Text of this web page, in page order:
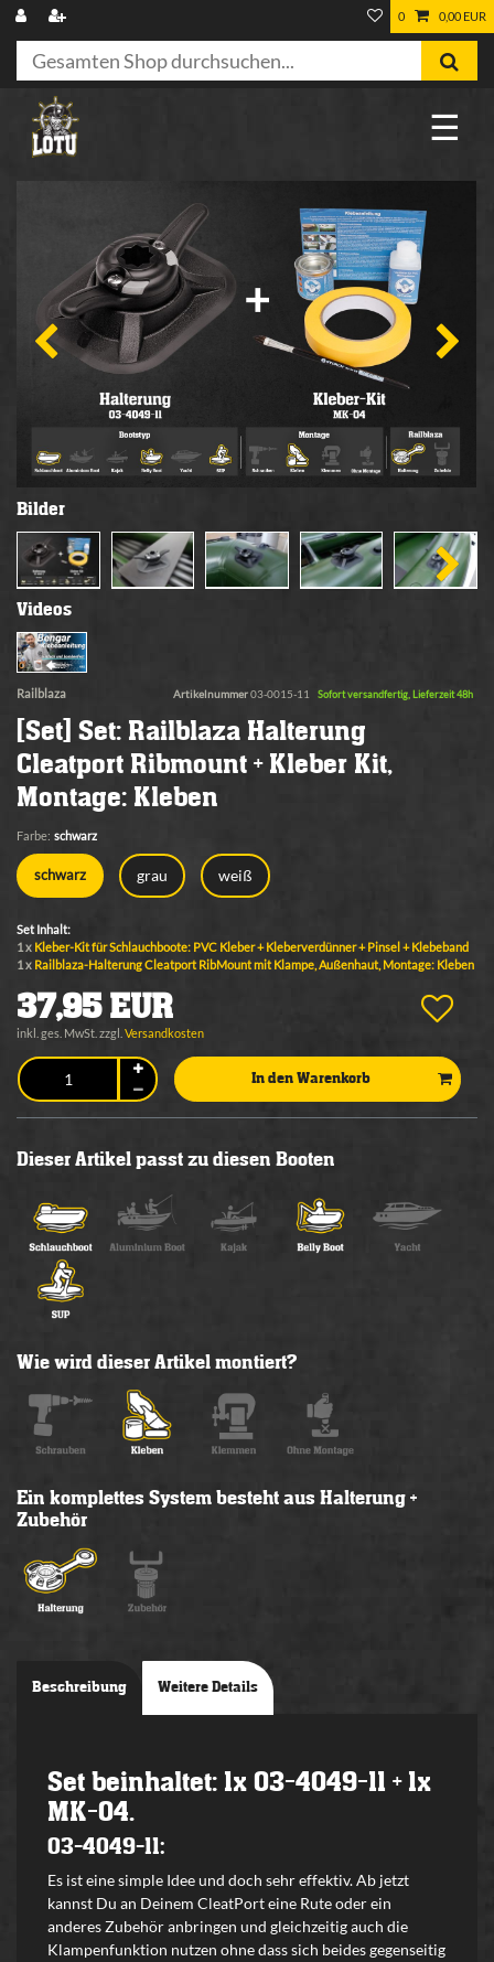
0 0,00 EUR
☰
Bilder
Videos
Railblaza Artikelnummer03-0015-11 Sofort versandfertig, Lieferzeit 48h
[Set] Set: Railblaza Halterung
Cleatport Ribmount + Kleber Kit,
Montage: Kleben
Farbe: schwarz
schwarz grau weiß
Set Inhalt:
1 x Kleber-Kit für Schlauchboote: PVC Kleber + Kleberverdünner + Pinsel + Klebeband
1 x Railblaza-Halterung Cleatport RibMount mit Klampe, Außenhaut, Montage: Kleben
37,95 EUR
inkl. ges. MwSt. zzgl. Versandkosten
In den Warenkorb
Dieser Artikel passt zu diesen Booten
Wie wird dieser Artikel montiert?
Ein komplettes System besteht aus Halterung +
Zubehör
Beschreibung Weitere Details
Set beinhaltet: 1x 03-4049-11 + 1x
MK-04.
03-4049-11:
Es ist eine simple Idee und doch sehr effektiv. Ab jetzt
kannst Du an Deinem CleatPort eine Rute oder ein
anderes Zubehör anbringen und gleichzeitig auch die
Klampenfunktion nutzen ohne dass sich beides gegenseitig